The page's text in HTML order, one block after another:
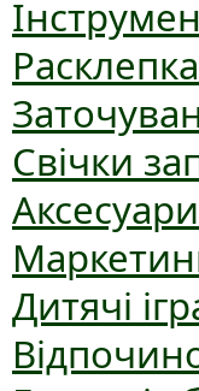
Свічки
Дитячі